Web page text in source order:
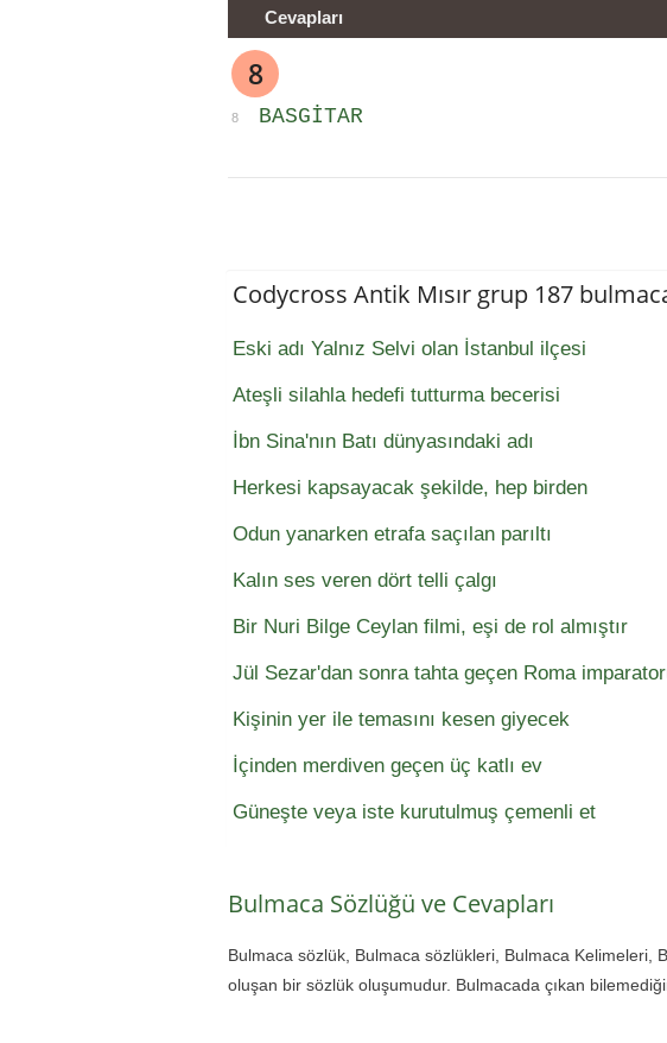
Cevapları
8
8 BASGITAR
Codycross Antik Mısır grup 187
Eski adı Yalnız Selvi olan İstanbul ilçesi
Ateşli silahla hedefi tutturma becerisi
İbn Sina'nın Batı dünyasındaki adı
Herkesi kapsayacak şekilde, hep birden
Odun yanarken etrafa saçılan parıltı
Kalın ses veren dört telli çalgı
Bir Nuri Bilge Ceylan filmi, eşi de rol almıştır
Jül Sezar'dan sonra tahta geçen Roma
Kişinin yer ile temasını kesen giyecek
İçinden merdiven geçen üç katlı ev
Güneşte veya iste kurutulmuş çemenli et
Bulmaca Sözlüğü ve Cevapları
Bulmaca sözlük, Bulmaca sözlükleri, Bulmaca Kelimeleri,
oluşan bir sözlük oluşumudur. Bulmacada çıkan